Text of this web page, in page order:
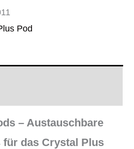
Pod
– Austauschbare
für das Crystal Plus